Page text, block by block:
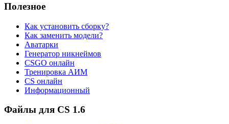
Полезное
Как установить сборку?
Как заменить модели?
Аватарки
Генератор никнеймов
CSGO онлайн
Тренировка АИМ
CS онлайн
Информационный
Файлы для CS 1.6